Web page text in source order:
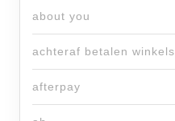
about you
achteraf betalen winkels
afterpay